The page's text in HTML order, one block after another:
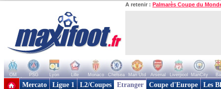
A retenir : Palmarès Coupe du
OM PSG Lyon Lille Monaco Chelsea Man Utd Arsenal Liverpool ManCity
+ de clubs
Mercato Ligue 1 L2/Coupes Etranger Coupe d'Europe Les